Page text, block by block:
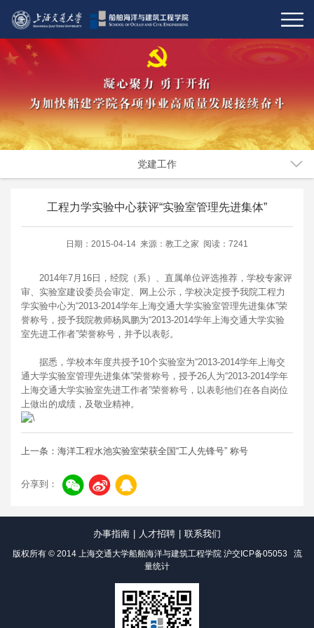
党建工作
工程力学实验中心获评“实验室管理先进集体”
日期：2015-04-14 来源：教工之家 阅读：7241
2014年7月16日，经院（系）、直属单位评选推荐，学校专家评
审、实验室建设委员会审定、网上公示，学校决定授予我院工程力
学实验中心为“2013-2014学年上海交通大学实验室管理先进集体”荣
誉称号，授予我院教师杨凤鹏为“2013-2014学年上海交通大学实验
室先进工作者”荣誉称号，并予以表彰。
据悉，学校本年度共授予10个实验室为“2013-2014学年上海交
通大学实验室管理先进集体”荣誉称号，授予26人为“2013-2014学年
上海交通大学实验室先进工作者”荣誉称号，以表彰他们在各自岗位
上做出的成绩，及敬业精神。
上一条：海洋工程水池实验室荣获全国“工人先锋号” 称号
分享到：
办事指南 人才招聘 联系我们
版权所有 © 2014 上海交通大学船舶海洋与建筑工程学院 沪交ICP备05053
流
量统计